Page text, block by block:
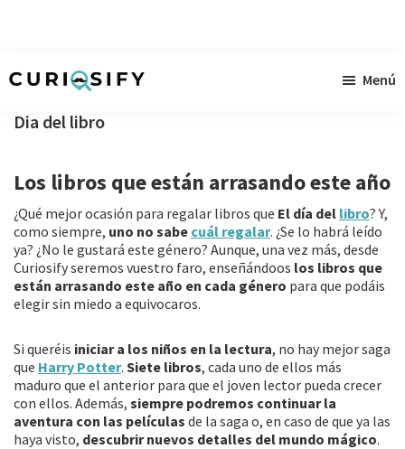
contenido
primaria
pie
raudales
Menú
Dia del libro
Los libros que están arrasando este año
¿Qué mejor ocasión para regalar libros que El día del libro? Y,
como siempre, uno no sabe cuál regalar. ¿Se lo habrá leído
ya? ¿No le gustará este género? Aunque, una vez más, desde
Curiosify seremos vuestro faro, enseñándoos los libros que
están arrasando este año en cada género para que podáis
elegir sin miedo a equivocaros.
Si queréis iniciar a los niños en la lectura, no hay mejor saga
que Harry Potter. Siete libros, cada uno de ellos más
maduro que el anterior para que el joven lector pueda crecer
con ellos. Además, siempre podremos continuar la
aventura con las películas de la saga o, en caso de que ya las
haya visto, descubrir nuevos detalles del mundo mágico.